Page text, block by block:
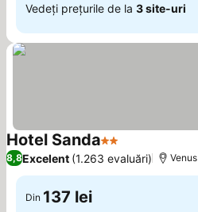
Vedeți prețurile de la 3 site-uri
Hotel Sanda2 Stele
8,8Excelent (1.263 evaluări) Venus
Din 137 lei